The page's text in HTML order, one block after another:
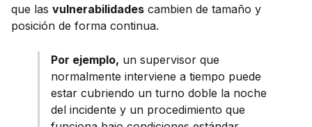
que las vulnerabilidades cambien de tamaño y
posición de forma continua.
Por ejemplo, un supervisor que
normalmente interviene a tiempo puede
estar cubriendo un turno doble la noche
del incidente y un procedimiento que